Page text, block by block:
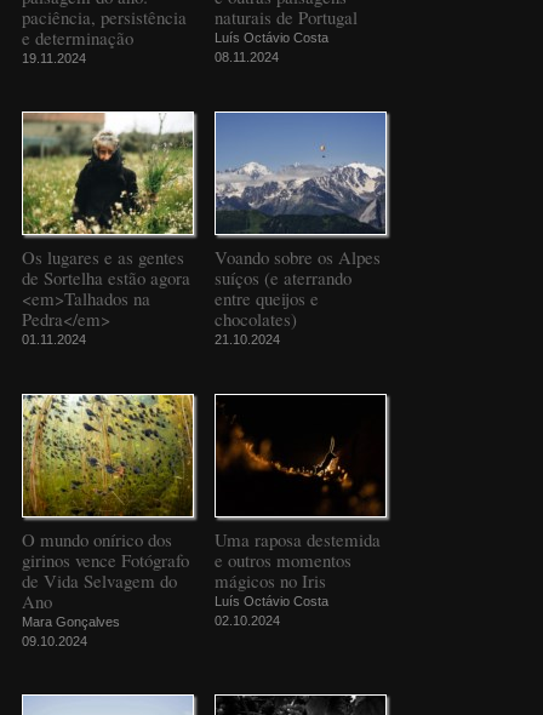
paciência, persistência
e determinação
19.11.2024
naturais de Portugal
Luís Octávio Costa
08.11.2024
Os lugares e as gentes
de Sortelha estão agora
<em>Talhados na
Pedra</em>
01.11.2024
Voando sobre os Alpes
suíços (e aterrando
entre queijos e
chocolates)
21.10.2024
O mundo onírico dos
girinos vence Fotógrafo
de Vida Selvagem do
Ano
Mara Gonçalves
09.10.2024
Uma raposa destemida
e outros momentos
mágicos no Iris
Luís Octávio Costa
02.10.2024